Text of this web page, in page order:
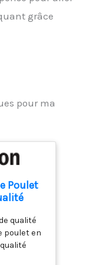
grâce
pour ma
Poulet
de
de
qualité
poulet en